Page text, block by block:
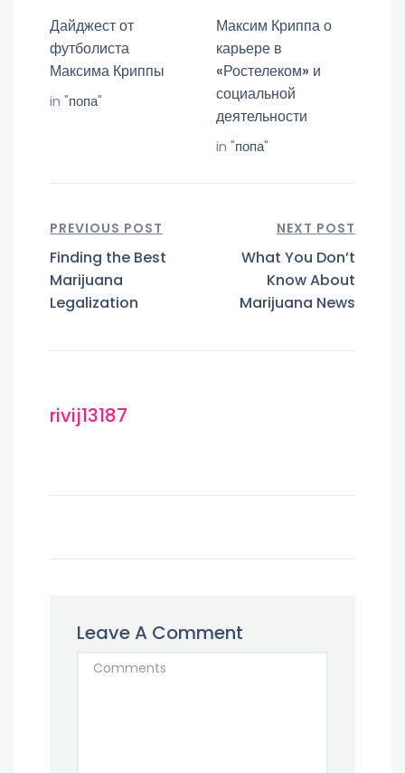
Дайджест от
футболиста
Максима Криппы
in "попа"
Максим Криппа о
карьере в
«Ростелеком» и
социальной
деятельности
in "попа"
PREVIOUS POST
Finding the Best
Marijuana
Legalization
NEXT POST
What You Don’t
Know About
Marijuana News
rivij13187
Leave A Comment